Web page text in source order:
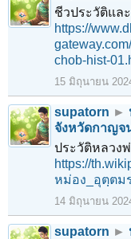
ชีวประวัติแล
https://
chob-hist-
15 มิถุนายน
supatorn ►
จังหวัดกาญจ
ประวัติหลวง
https://
หม่อง_อุตฺตม
14 มิถุนายน
supatorn ►